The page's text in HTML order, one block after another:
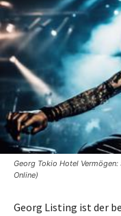
Georg Tokio Hotel
Online)
Georg Listing ist der